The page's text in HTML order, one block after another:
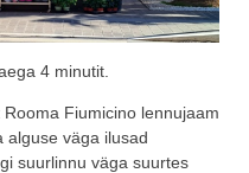
4 minutit.
Fiumicino lennujaam
alguse väga ilusad
suurlinnu väga suurtes